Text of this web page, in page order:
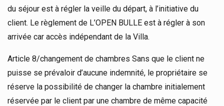
du séjour est à régler la veille du départ, à l’initiative du
client. Le règlement de L’OPEN BULLE est à régler à son
arrivée car accès indépendant de la Villa.
Article 8/changement de chambres Sans que le client ne
puisse se prévaloir d’aucune indemnité, le propriétaire se
réserve la possibilité de changer la chambre initialement
réservée par le client par une chambre de même capacité